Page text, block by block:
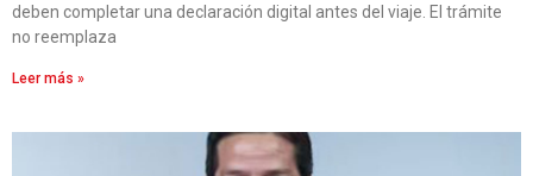
deben completar una declaración digital antes del viaje. El trámite
no reemplaza
Leer más »